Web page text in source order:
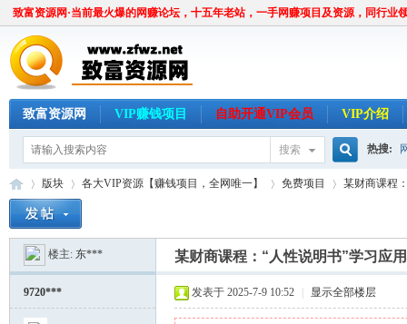
致富资源网·当前最火爆的网赚论坛，十五年老站，一手网赚项目及资源，同行业
致富资源网 VIP赚钱项目 自助开通VIP会员 VIP介绍
搜索
搜
索
热搜:
»
版块
›
各大VIP资源【赚钱项目，全网唯一】 免费项目
›
某财商课程
楼主: 东*** 某财商课程：“人性说明书”学习应
9720*** 发表于 2025-7-9 10:52 显示全部楼层